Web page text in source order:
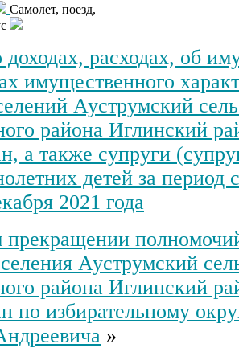
Самолет, поезд,
доходах, расходах, об
имущественного
Ауструмский
района Иглинский
а также супруги
детей за период
2021 года
Ауструмский
района Иглинский
по избирательному
»